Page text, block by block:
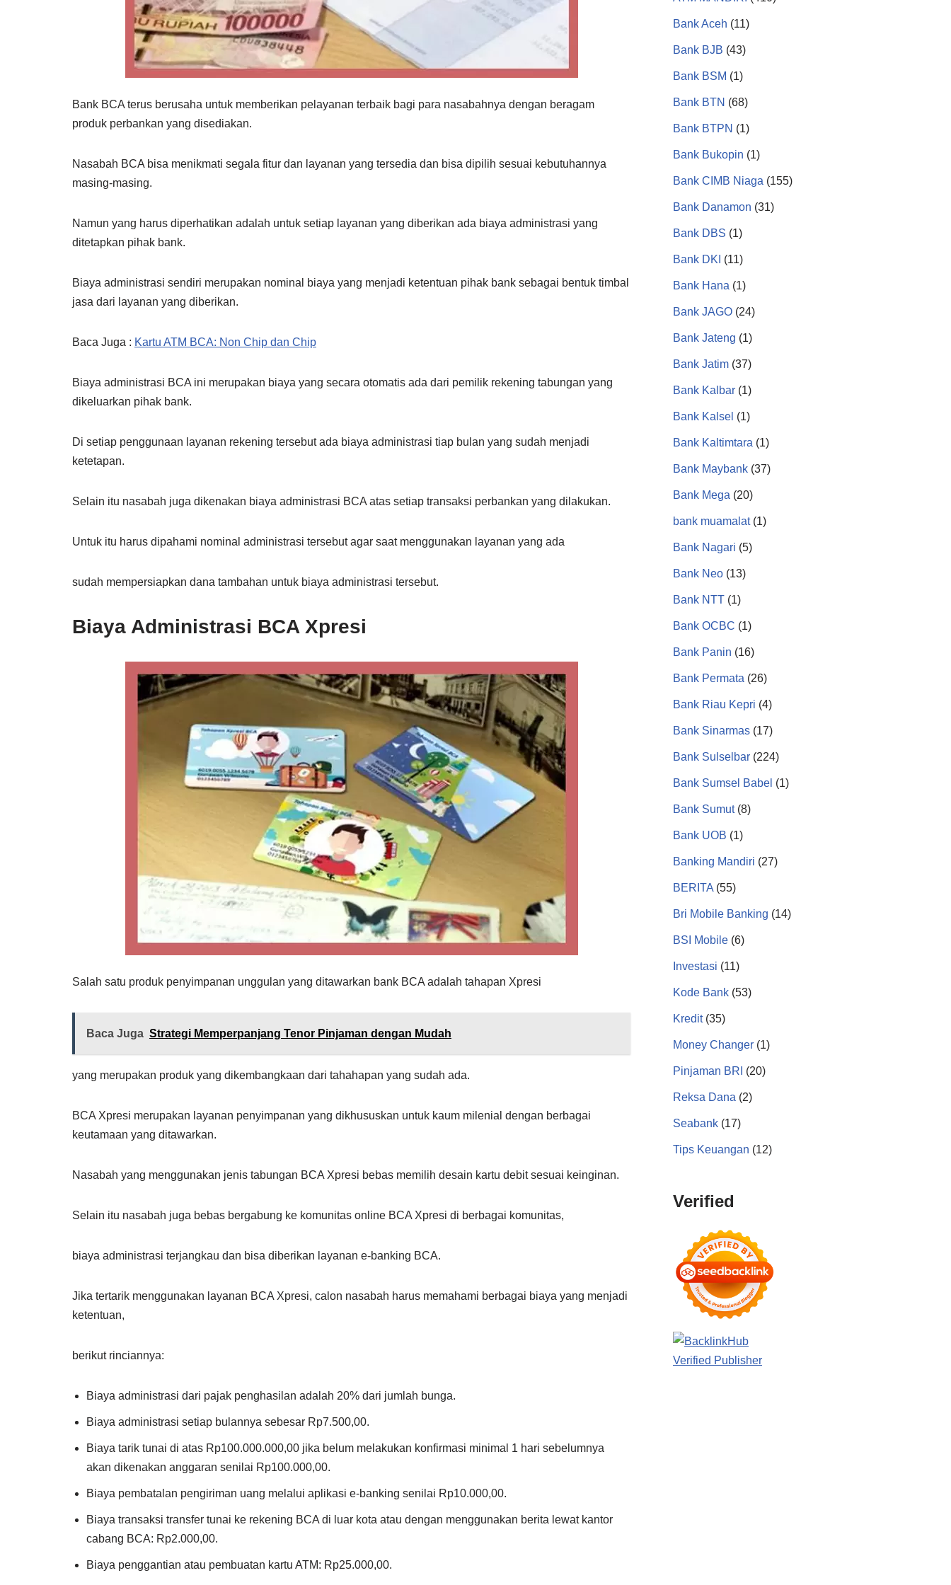
Bank BCA terus berusaha untuk memberikan pelayanan terbaik bagi para nasabahnya dengan beragam
produk perbankan yang disediakan.
Nasabah BCA bisa menikmati segala fitur dan layanan yang tersedia dan bisa dipilih sesuai kebutuhannya
masing-masing.
Namun yang harus diperhatikan adalah untuk setiap layanan yang diberikan ada biaya administrasi yang
ditetapkan pihak bank.
Biaya administrasi sendiri merupakan nominal biaya yang menjadi ketentuan pihak bank sebagai bentuk timbal
jasa dari layanan yang diberikan.
Baca Juga : Kartu ATM BCA: Non Chip dan Chip
Biaya administrasi BCA ini merupakan biaya yang secara otomatis ada dari pemilik rekening tabungan yang
dikeluarkan pihak bank.
Di setiap penggunaan layanan rekening tersebut ada biaya administrasi tiap bulan yang sudah menjadi
ketetapan.
Selain itu nasabah juga dikenakan biaya administrasi BCA atas setiap transaksi perbankan yang dilakukan.
Untuk itu harus dipahami nominal administrasi tersebut agar saat menggunakan layanan yang ada
sudah mempersiapkan dana tambahan untuk biaya administrasi tersebut.
Biaya Administrasi BCA Xpresi
Salah satu produk penyimpanan unggulan yang ditawarkan bank BCA adalah tahapan Xpresi
Baca Juga Strategi Memperpanjang Tenor Pinjaman dengan Mudah
yang merupakan produk yang dikembangkaan dari tahahapan yang sudah ada.
BCA Xpresi merupakan layanan penyimpanan yang dikhususkan untuk kaum milenial dengan berbagai
keutamaan yang ditawarkan.
Nasabah yang menggunakan jenis tabungan BCA Xpresi bebas memilih desain kartu debit sesuai keinginan.
Selain itu nasabah juga bebas bergabung ke komunitas online BCA Xpresi di berbagai komunitas,
biaya administrasi terjangkau dan bisa diberikan layanan e-banking BCA.
Jika tertarik menggunakan layanan BCA Xpresi, calon nasabah harus memahami berbagai biaya yang menjadi
ketentuan,
berikut rinciannya:
Biaya administrasi dari pajak penghasilan adalah 20% dari jumlah bunga.
Biaya administrasi setiap bulannya sebesar Rp7.500,00.
Biaya tarik tunai di atas Rp100.000.000,00 jika belum melakukan konfirmasi minimal 1 hari sebelumnya
akan dikenakan anggaran senilai Rp100.000,00.
Biaya pembatalan pengiriman uang melalui aplikasi e-banking senilai Rp10.000,00.
Biaya transaksi transfer tunai ke rekening BCA di luar kota atau dengan menggunakan berita lewat kantor
cabang BCA: Rp2.000,00.
Biaya penggantian atau pembuatan kartu ATM: Rp25.000,00.
Bank Aceh (11)
Bank BJB (43)
Bank BSM (1)
Bank BTN (68)
Bank BTPN (1)
Bank Bukopin (1)
Bank CIMB Niaga (155)
Bank Danamon (31)
Bank DBS (1)
Bank DKI (11)
Bank Hana (1)
Bank JAGO (24)
Bank Jateng (1)
Bank Jatim (37)
Bank Kalbar (1)
Bank Kalsel (1)
Bank Kaltimtara (1)
Bank Maybank (37)
Bank Mega (20)
bank muamalat(1)
Bank Nagari (5)
Bank Neo (13)
Bank NTT (1)
Bank OCBC (1)
Bank Panin (16)
Bank Permata (26)
Bank Riau Kepri (4)
Bank Sinarmas (17)
Bank Sulselbar (224)
Bank Sumsel Babel (1)
Bank Sumut(8)
Bank UOB (1)
Banking Mandiri (27)
BERITA (55)
Bri Mobile Banking (14)
BSI Mobile (6)
Investasi (11)
Kode Bank (53)
Kredit(35)
Money Changer (1)
Pinjaman BRI (20)
Reksa Dana (2)
Seabank (17)
Tips Keuangan (12)
Verified